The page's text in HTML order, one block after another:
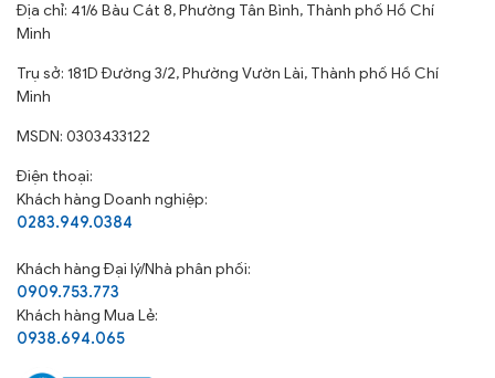
Địa chỉ: 41/6 Bàu Cát 8, Phường Tân Bình, Thành phố Hồ Chí
Minh
Trụ sở: 181D Đường 3/2, Phường Vườn Lài, Thành phố Hồ Chí
Minh
MSDN: 0303433122
Điện thoại:
Khách hàng Doanh nghiệp:
0283.949.0384
Khách hàngĐại lý/Nhà phân phối:
0909.753.773
Khách hàng Mua Lẻ:
0938.694.065